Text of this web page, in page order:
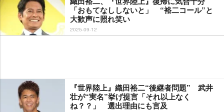
「おもてなししないと」 “裕二コール”と
大歓声に照れ笑い
2025-09-12
『世界陸上』織田裕二“後継者問題” 武井
壮が“実名”挙げ提言「それ以上なく
ね？？」 選出理由にも言及